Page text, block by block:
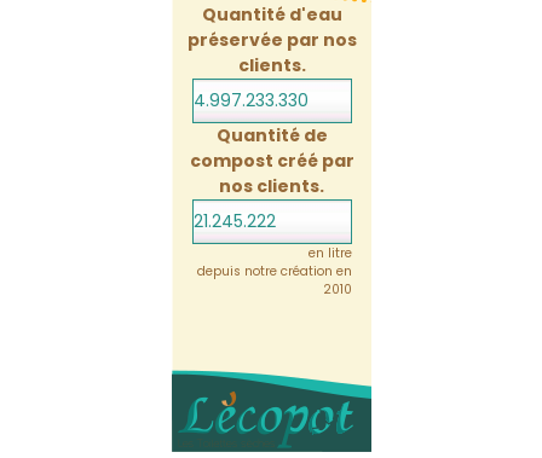
Quantité d'eau
préservée par nos
clients.
4.997.233.351
Quantité de
compost créé par
nos clients.
21.245.222
en litre
depuis notre création en
2010